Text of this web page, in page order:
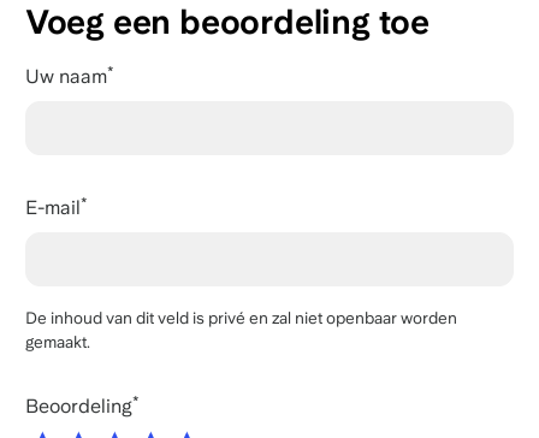
Voeg een beoordeling toe
Uw naam
E-mail
De inhoud van dit veld is privé en zal niet openbaar worden
gemaakt.
Beoordeling